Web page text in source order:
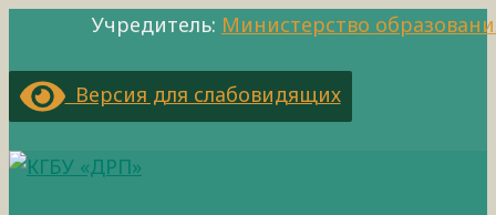
Учредитель: Министерство
Версия для слабовидящих